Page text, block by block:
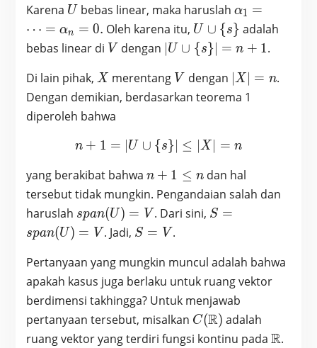
Karena U
Ubebas linear, maka haruslah \alpha_1
= \cdots
=
\alpha_n
= 0.
α1 =
⋯ = αn = 0. Oleh karena itu, U
\cup
\
{s\}
U ∪ { s } adalah
bebas linear di V
V dengan |U
\
{s\}|
U ∪ { s } = n + 1.
Di lain pihak, X
X merentang V
V dengan |X|
=
X = n.
Dengan demikian, berdasarkan teorema 1
diperoleh bahwa
n + 1 = |U \cup \{s\}|
n + 1 = U ∪ { s } ≤ X = n
yang berakibat bahwa n
+1
\leq
n
n + 1 ≤ n dan hal
tersebut tidak mungkin. Pengandaian salah dan
haruslah span
(U)
span(U) = V . Dari sini, S
V
S =
span(U) = V . Jadi, S
V
S = V .
Pertanyaan yang mungkin muncul adalah bahwa
apakah kasus juga berlaku untuk ruang vektor
berdimensi takhingga? Untuk menjawab
pertanyaan tersebut, misalkan C(\mathbb{R})
C(R) adalah
ruang vektor yang terdiri fungsi kontinu pada R.